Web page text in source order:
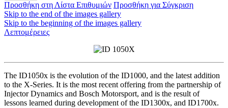
Προσθήκη στη Λίστα Επιθυμιών Προσθήκη για Σύγκριση
Skip to the end of the images gallery
Skip to the beginning of the images gallery
Λεπτομέρειες
The ID1050x is the evolution of the ID1000, and the latest addition
to the X-Series. It is the most recent offering from the partnership of
Injector Dynamics and Bosch Motorsport, and is the result of
lessons learned during development of the ID1300x, and ID1700x.